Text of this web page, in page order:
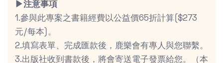
▶︎注意事項
1.參與此專案之書籍經費以公益價65折計算($273
元/每本)。
2.填寫表單、完成匯款後，鹿樂會有專人與您聯繫。
3.出版社收到書款後，將會寄送電子發票給您。（本